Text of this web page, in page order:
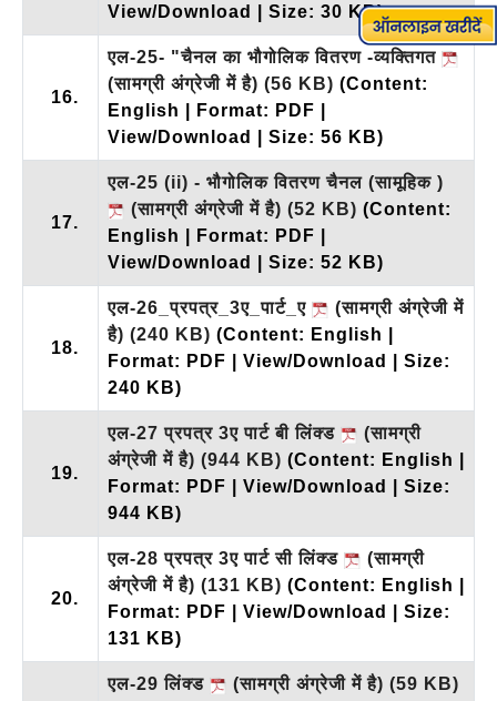
View/Download | Size: 30 KB)
16.
एल-25- "चैनल का भौगोलिक वितरण -व्यक्तिगत
(सामग्री अंग्रेजी में है) (56 KB) (Content:
English | Format: PDF |
View/Download | Size: 56 KB)
17.
एल-25 (ii) - भौगोलिक वितरण चैनल (सामूहिक )
(सामग्री अंग्रेजी में है) (52 KB) (Content:
English | Format: PDF |
View/Download | Size: 52 KB)
18.
एल-26_प्रपत्र_3ए_पार्ट_ए
(सामग्री अंग्रेजी में
है) (240 KB) (Content: English |
Format: PDF | View/Download | Size:
240 KB)
19.
एल-27 प्रपत्र 3ए पार्ट बी लिंक्ड
(सामग्री
अंग्रेजी में है) (944 KB) (Content: English |
Format: PDF | View/Download | Size:
944 KB)
20.
एल-28 प्रपत्र 3ए पार्ट सी लिंक्ड
(सामग्री
अंग्रेजी में है) (131 KB) (Content: English |
Format: PDF | View/Download | Size:
131 KB)
एल-29 लिंक्ड (सामग्री अंग्रेजी में है) (59 KB)